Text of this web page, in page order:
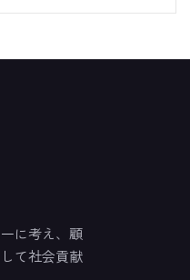
に考え、顧
て社会貢献